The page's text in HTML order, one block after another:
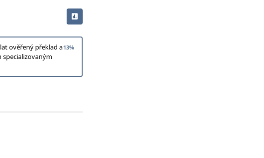
ověřený překlad a
specializovaným
13%